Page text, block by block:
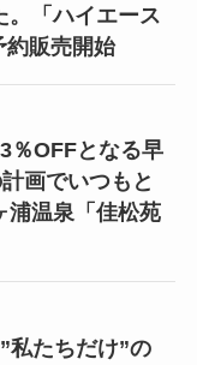
。「ハイエース
約販売開始
％OFFとなる早
画でいつもと
浦温泉「佳松苑
私たちだけ”の